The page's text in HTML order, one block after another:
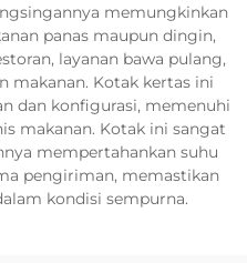
memungkinkan
panas maupun dingin,
layanan bawa pulang,
makanan. Kotak kertas ini
dan konfigurasi, memenuhi
makanan. Kotak ini sangat
mempertahankan suhu
pengiriman, memastikan
kondisi sempurna.